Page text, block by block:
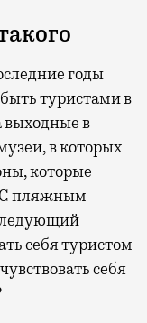
годы
туристами в
выходные в
в которых
которые
С пляжным
себя туристом
себя